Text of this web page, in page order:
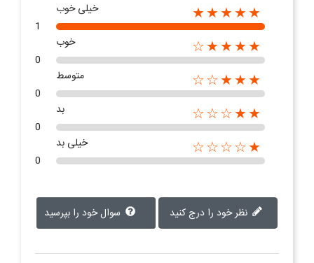
★★★★★
خیلی خوب
1
★★★★☆
خوب
0
★★★☆☆
متوسط
0
★★☆☆☆
بد
0
★☆☆☆☆
خیلی بد
0
سوال خود را بپرسید